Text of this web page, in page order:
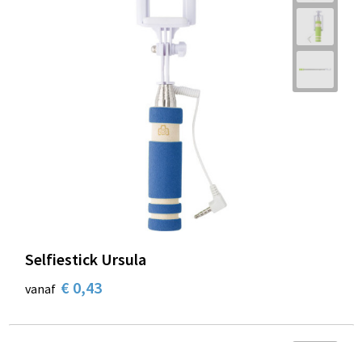
Selfiestick Ursula
vanaf € 0,43